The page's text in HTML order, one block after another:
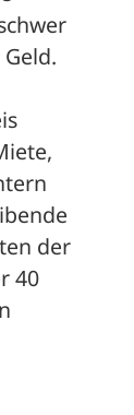
der
40